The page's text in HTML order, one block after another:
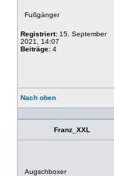
Fußgänger
Registriert: 15. September
2021, 14:07
Beiträge: 4
Nach oben
Franz_XXL
Augschboxer